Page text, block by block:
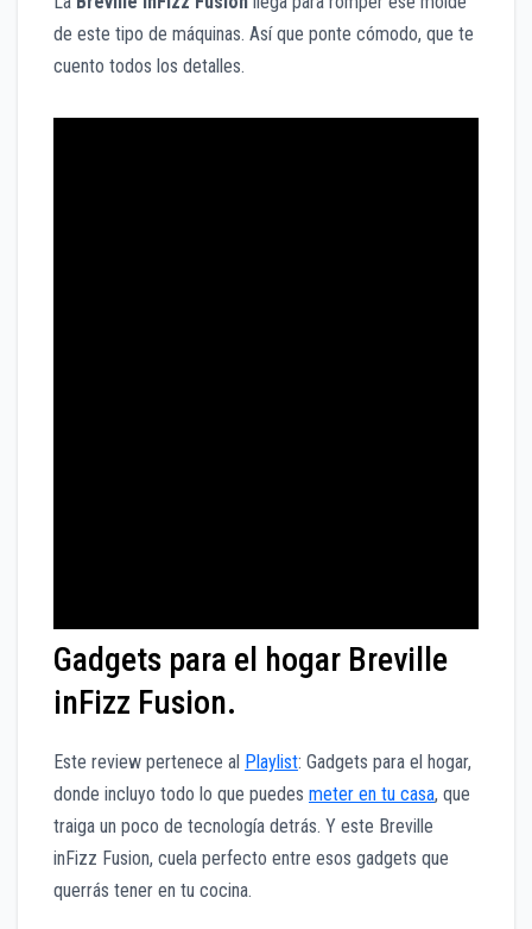
de este tipo de máquinas. Así que ponte cómodo, que te
cuento todos los detalles.
Gadgets para el hogar Breville
inFizz Fusion.
Este review pertenece al Playlist: Gadgets para el hogar,
donde incluyo todo lo que puedes meter en tu casa, que
traiga un poco de tecnología detrás. Y este Breville
inFizz Fusion, cuela perfecto entre esos gadgets que
querrás tener en tu cocina.